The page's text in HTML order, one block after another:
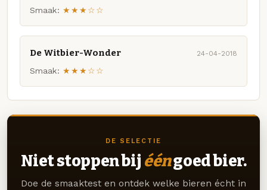
Smaak: ★★★☆☆
De Witbier-Wonder 24-04-2018
Smaak: ★★★☆☆
DE SELECTIE
Niet stoppen bij ééngoed bier.
Doe de smaaktest en ontdek welke bieren écht in